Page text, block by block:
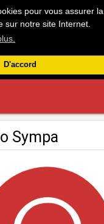
pour vous assurer la
sur notre site Internet.
D'accord
Sympa